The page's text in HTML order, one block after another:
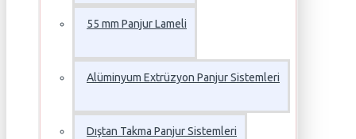
55 mm Panjur Lameli
Alüminyum Extrüzyon Panjur Sistemleri
Dıştan Takma Panjur Sistemleri